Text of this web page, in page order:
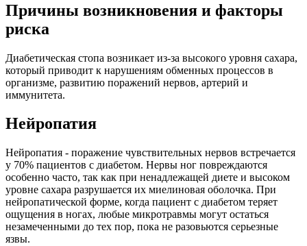
Причины возникновения и факторы
риска
Диабетическая стопа возникает из-за высокого уровня сахара,
который приводит к нарушениям обменных процессов в
организме, развитию поражений нервов, артерий и
иммунитета.
Нейропатия
Нейропатия - поражение чувствительных нервов встречается
у 70% пациентов с диабетом. Нервы ног повреждаются
особенно часто, так как при ненадлежащей диете и высоком
уровне сахара разрушается их миелиновая оболочка. При
нейропатической форме, когда пациент с диабетом теряет
ощущения в ногах, любые микротравмы могут остаться
незамеченными до тех пор, пока не разовьются серьезные
язвы.